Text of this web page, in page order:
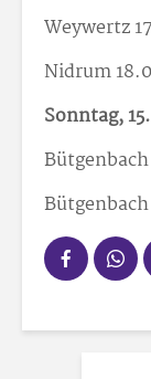
Weywertz
Nidrum
Sonntag,